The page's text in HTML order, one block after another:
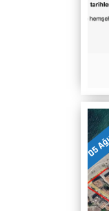
05